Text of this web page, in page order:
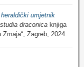
umjetnik
draconica knjiga
Zagreb, 2024.